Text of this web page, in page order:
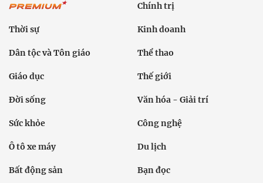
Chính trị
Thời sự Kinh doanh
Dân tộc và Tôn giáo Thể thao
Giáo dục Thế giới
Đời sống Văn hóa - Giải trí
Sức khỏe Công nghệ
Ô tô xe máy Du lịch
Bất động sản Bạn đọc